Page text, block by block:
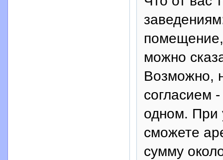
помещение,
можно
Возможно,
согласием
одном. При
сможете
сумму